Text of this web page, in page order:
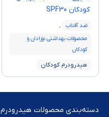
کودکان SPF30
ضد آفتاب
,
محصولات بهداشتی نوزادان و
کودکان
هیدرودرم کودکان
دسته‌بندی محصولات هیدرودرم